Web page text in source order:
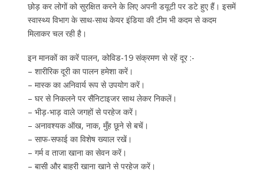
छोड़ कर लोगों को सुरक्षित करने के लिए अपनी डयूटी पर डटे हुए हैं। इसमें
स्वास्थ्य विभाग के साथ-साथ केयर इंडिया की टीम भी कदम से कदम
मिलाकर चल रही है।
इन मानकों का करें पालन, कोविड-19 संक्रमण से रहें दूर :-
– शारीरिक दूरी का पालन हमेशा करें।
– मास्क का अनिवार्य रूप से उपयोग करें।
– घर से निकलने पर सैनिटाइजर साथ लेकर निकलें।
– भीड़-भाड़ वाले जगहों से परहेज करें।
– अनावश्यक ऑख, नाक, मुँह छूने से बचें।
– साफ-सफाई का विशेष ख्याल रखें।
– गर्म व ताजा खाना का सेवन करें।
– बासी और बाहरी खाना खाने से परहेज करें।